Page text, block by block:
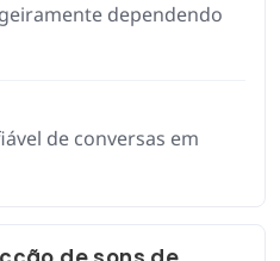
dependendo
de conversas em